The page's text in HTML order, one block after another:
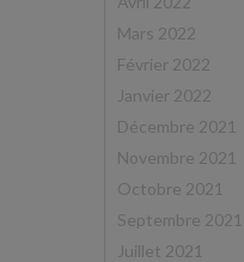
Mars 2022
Février 2022
Janvier 2022
Décembre 2021
Novembre 2021
Octobre 2021
Septembre 2021
Juillet 2021